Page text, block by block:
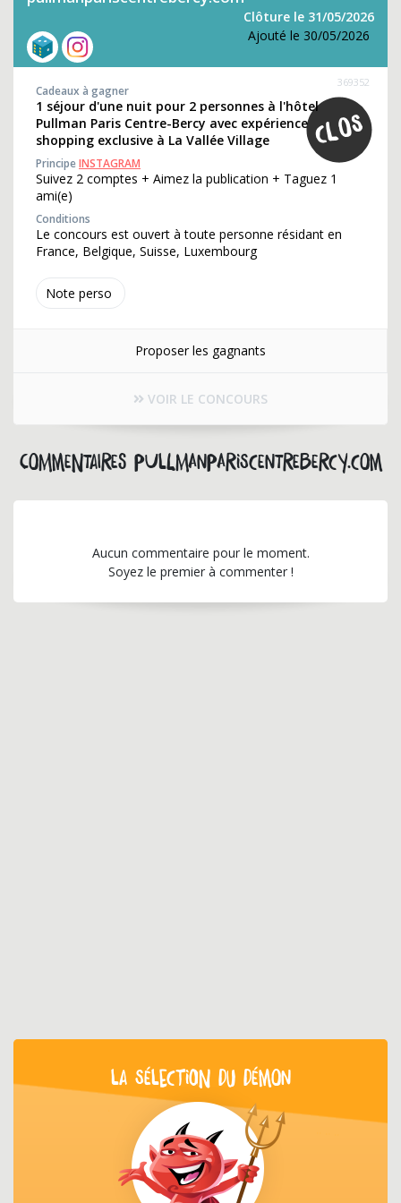
Clôture le 31/05/2026
Ajouté le 30/05/2026
Note perso
369352
Cadeaux à gagner
1 séjour d'une nuit pour 2 personnes à l'hôtel
Pullman Paris Centre-Bercy avec expérience
shopping exclusive à La Vallée Village
PrincipeINSTAGRAM
Suivez 2 comptes + Aimez la publication + Taguez 1
ami(e)
Conditions
Le concours est ouvert à toute personne résidant en
France, Belgique, Suisse, Luxembourg
Proposer les gagnants
VOIR LE CONCOURS
Commentaires pullmanpariscentrebercy.com
Aucun commentaire pour le moment.
Soyez le premier à commenter !
LA SÉLECTION DU DÉMON